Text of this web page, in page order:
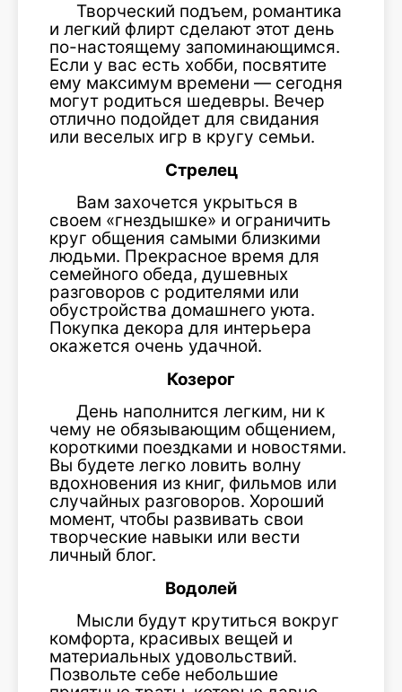
Творческий подъем, романтика
и легкий флирт сделают этот день
по-настоящему запоминающимся.
Если у вас есть хобби, посвятите
ему максимум времени — сегодня
могут родиться шедевры. Вечер
отлично подойдет для свидания
или веселых игр в кругу семьи.
Стрелец
Вам захочется укрыться в
своем «гнездышке» и ограничить
круг общения самыми близкими
людьми. Прекрасное время для
семейного обеда, душевных
разговоров с родителями или
обустройства домашнего уюта.
Покупка декора для интерьера
окажется очень удачной.
Козерог
День наполнится легким, ни к
чему не обязывающим общением,
короткими поездками и новостями.
Вы будете легко ловить волну
вдохновения из книг, фильмов или
случайных разговоров. Хороший
момент, чтобы развивать свои
творческие навыки или вести
личный блог.
Водолей
Мысли будут крутиться вокруг
комфорта, красивых вещей и
материальных удовольствий.
Позвольте себе небольшие